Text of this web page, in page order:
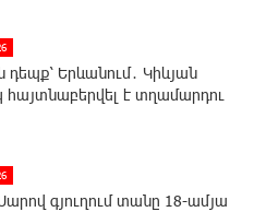
դեպք՝ Երևանում․ Կիևյան
է տղամարդու
գյուղում տանը 18-ամյա